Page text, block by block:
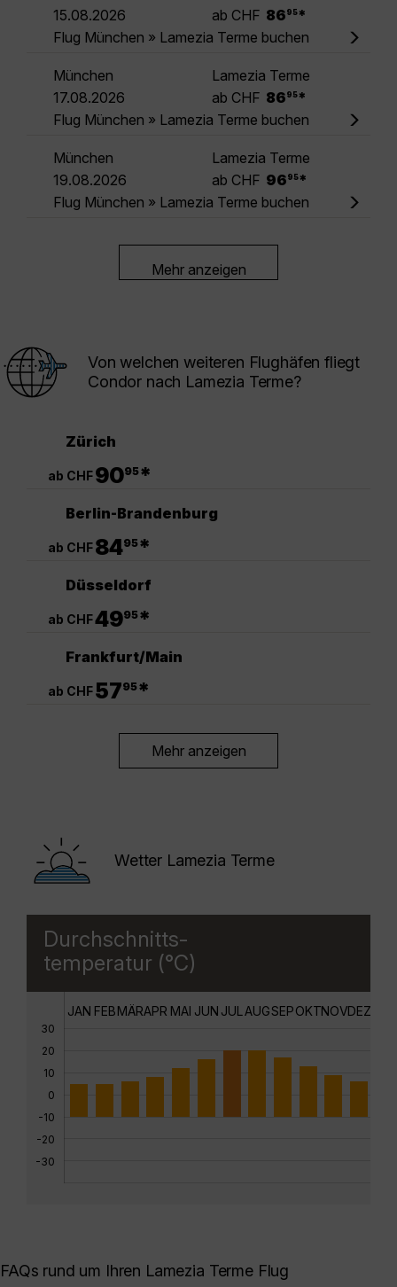
15.08.2026
ab CHF 86 95 *
Flug München » Lamezia Terme buchen
München
Lamezia Terme
17.08.2026
ab CHF 86 95 *
Flug München » Lamezia Terme buchen
München
Lamezia Terme
19.08.2026
ab CHF 96 95 *
Flug München » Lamezia Terme buchen
Mehr anzeigen
Von welchen weiteren Flughäfen fliegt
Condor nach Lamezia Terme?
Zürich
ab CHF9095*
Berlin-Brandenburg
ab CHF8495*
Düsseldorf
ab CHF4995*
Frankfurt/Main
ab CHF5795*
Mehr anzeigen
Wetter Lamezia Terme
Durchschnitts-
temperatur (°C)
30
20
10
0
-10
-20
-30
JAN FEBMÄRAPR MAI JUN JUL AUGSEPOKTNOVDEZ
FAQs rund um Ihren Lamezia Terme Flug